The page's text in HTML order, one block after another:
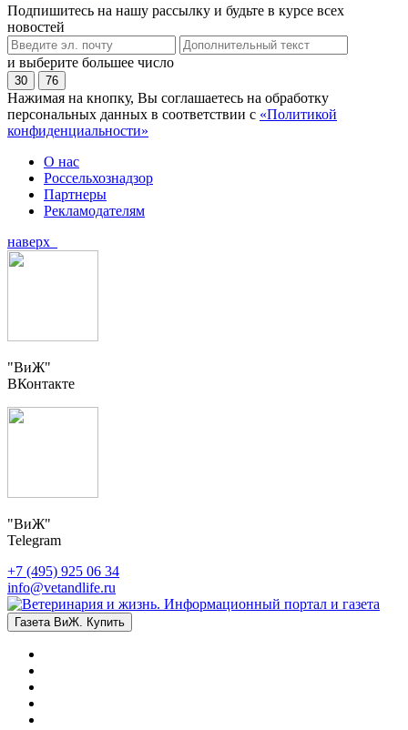
Подпишитесь на нашу рассылку и будьте в курсе всех
новостей
и выберите большее число
30 76
Нажимая на кнопку, Вы соглашаетесь на обработку
персональных данных в соответствии с «Политикой
конфиденциальности»
О нас
Россельхознадзор
Партнеры
Рекламодателям
наверх
"ВиЖ"
ВКонтакте
"ВиЖ"
Telegram
+7 (495) 925 06 34
info@vetandlife.ru
Газета ВиЖ. Купить